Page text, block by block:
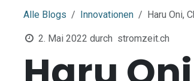
Alle Blogs Innovationen Haru Oni,
2. Mai 2022 durch stromzeit.ch